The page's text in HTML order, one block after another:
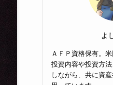
よ
ＡＦＰ資格保有。
投資内容や投資方
しながら、共に資